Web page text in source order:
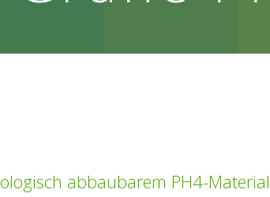
abbaubarem PH4-Material